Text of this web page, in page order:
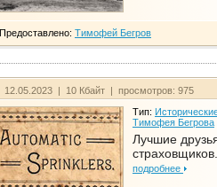
Предоставлено: Тимофей Бегров
12.05.2023 | 10 Кбайт | просмотров: 975
Тип:
Тимофея Бегрова
Лучшие
подробнее